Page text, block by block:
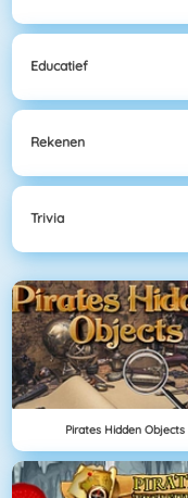
Educatief
Rekenen
Trivia
Pirates Hidden Objects